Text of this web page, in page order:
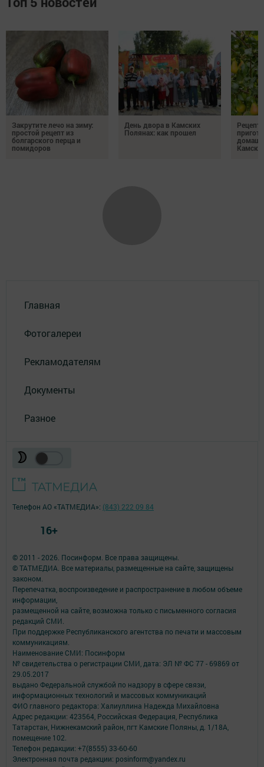
Закрутите лечо на зиму:
простой рецепт из
болгарского перца и
помидоров
День двора в Камских
Полянах: как прошел
Главная
Фотогалереи
Рекламодателям
Документы
Разное
© 2011 - 2026. Посинформ. Все права защищены.
© ТАТМЕДИА. Все материалы, размещенные на сайте, защищены
законом.
Перепечатка, воспроизведение и распространение в любом объеме
информации,
размещенной на сайте, возможна только с письменного согласия
редакций СМИ.
При поддержке Республиканского агентства по печати и массовым
коммуникациям.
Наименование СМИ: Посинформ
№ свидетельства о регистрации СМИ, дата: ЭЛ № ФС 77 - 69869 от
29.05.2017
выдано Федеральной службой по надзору в сфере связи,
информационных технологий и массовых коммуникаций
ФИО главного редактора: Халиуллина Надежда Михайловна
Адрес редакции: 423564, Российская Федерация, Республика
Татарстан, Нижнекамский район, пгт Камские Поляны, д. 1/18А,
помещение 102.
Телефон редакции: +7(8555) 33-60-60
Электронная почта редакции: posinform@yandex.ru
Телефон АО «ТАТМЕДИА»: (843) 222 09 84
16+